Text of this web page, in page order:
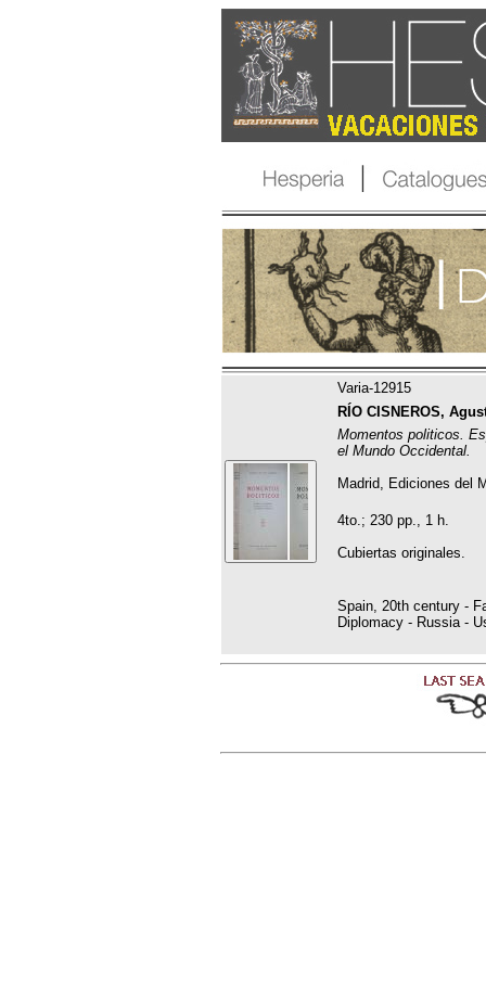
Varia-12915
RÍO CISNEROS,
Momentos politicos.
el Mundo Occidental.
Madrid, Ediciones del
4to.; 230 pp., 1 h.
Cubiertas originales.
Spain, 20th century -
Diplomacy - Russia -